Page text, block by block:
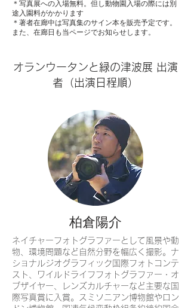
＊写真展への入場無料。但し動物園入場の際には別
途入園料がかかります
​＊著者在廊中は写真集のサイン本を販売予定です。
また、在廊日も当ページでお知らせします。
オランウータンと緑の津波展 出演
者（出演日程順）
柏倉陽介
ネイチャーフォトグラファーとして風景や動
物、環境問題など自然分野を幅広く撮影。ナ
ショナルジオグラフィック国際フォトコンテ
スト、ワイルドライフフォトグラファー・オ
ブザイヤー、レンズカルチャーなど主要な国
際写真賞に入賞。スミソニアン博物館やロン